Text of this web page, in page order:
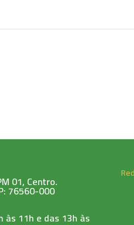
01, Centro.
76560-000
às 11h e das 13h às